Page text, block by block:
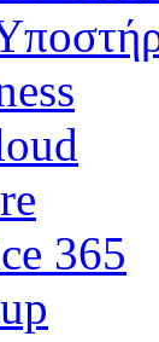
365